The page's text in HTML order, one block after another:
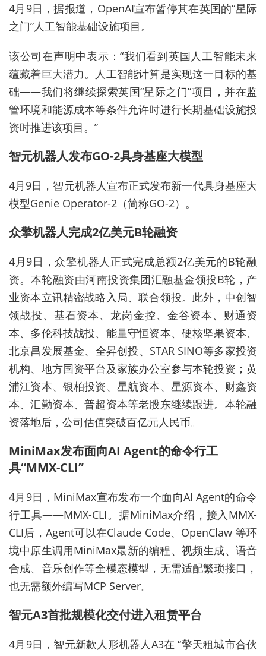
4月9日，据报道，OpenAI宣布暂停其在英国的“星际
之门”人工智能基础设施项目。
该公司在声明中表示：“我们看到英国人工智能未来
蕴藏着巨大潜力。人工智能计算是实现这一目标的基
础——我们将继续探索英国“星际之门”项目，并在监
管环境和能源成本等条件允许时进行长期基础设施投
资时推进该项目。”
智元机器人发布GO-2具身基座大模型
4月9日，智元机器人宣布正式发布新一代具身基座大
模型Genie Operator-2（简称GO-2）。
众擎机器人完成2亿美元B轮融资
4月9日，众擎机器人正式完成总额2亿美元的B轮融
资。本轮融资由河南投资集团汇融基金领投B轮，产
业资本立讯精密战略入局、联合领投。此外，中创智
领战投、基石资本、龙岗金控、金谷资本、财通资
本、多伦科技战投、能量守恒资本、硬核坚果资本、
北京昌发展基金、全昇创投、STAR SINO等多家投资
机构、地方国资平台及家族办公室参与本轮投资；黄
浦江资本、银柏投资、星航资本、星源资本、财鑫资
本、汇勤资本、普超资本等老股东继续跟进。本轮融
资落地后，公司估值突破百亿元人民币。
MiniMax发布面向AI Agent的命令行工
具“MMX-CLI”
4月9日，MiniMax宣布发布一个面向AI Agent的命令
行工具——MMX-CLI。据MiniMax介绍，接入MMX-
CLI后，Agent可以在Claude Code、OpenClaw 等环
境中原生调用MiniMax最新的编程、视频生成、语音
合成、音乐创作等全模态模型，无需适配繁琐接口，
也无需额外编写MCP Server。
智元A3首批规模化交付进入租赁平台
4月9日，智元新款人形机器人A3在 “擎天租城市合伙